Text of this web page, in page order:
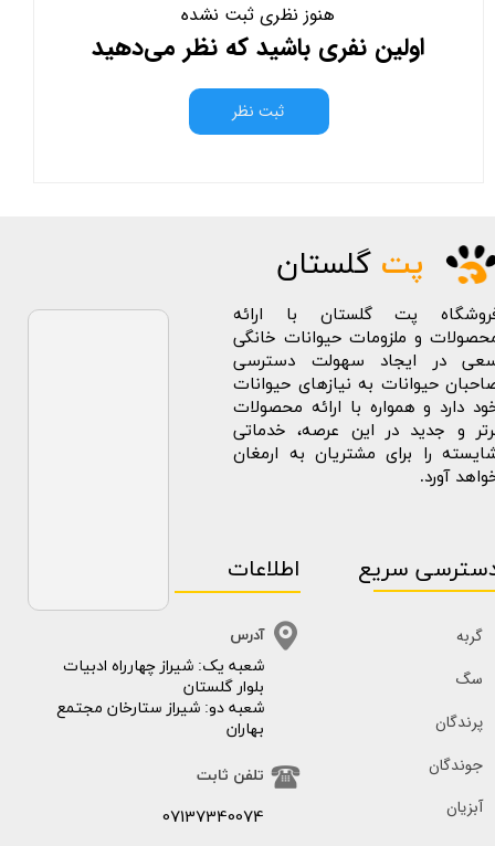
هنوز نظری ثبت نشده
اولین نفری باشید که نظر می‌دهید
ثبت نظر
پت گلستان
پت گلستان با ارائه
و ملزومات حیوانات خانگی
در ایجاد سهولت دسترسی
حیوانات به نیازهای حیوانات
دارد و همواره با ارائه محصولات
و جدید در این عرصه، خدماتی
را برای مشتریان به ارمغان
آورد.
سریع
گربه
سگ
پرندگان
جوندگان
آبزیان
​​شعبه یک: شیراز چهارراه ادبیات
بلوار گلستان
شعبه دو: شیراز ستارخان مجتمع
بهاران
اطلاعات
آدرس
تلفن ثابت
07137340074